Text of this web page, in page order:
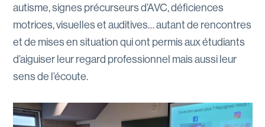
autisme, signes précurseurs d’AVC, déficiences
motrices, visuelles et auditives… autant de rencontres
et de mises en situation qui ont permis aux étudiants
d’aiguiser leur regard professionnel mais aussi leur
sens de l’écoute.